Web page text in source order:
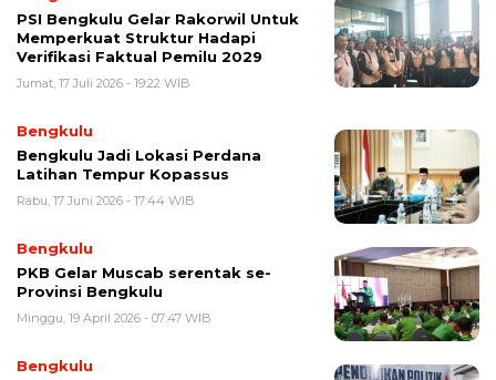
PSI Bengkulu Gelar Rakorwil Untuk
Memperkuat Struktur Hadapi
Verifikasi Faktual Pemilu 2029
Jumat, 17 Juli 2026 - 19:22 WIB
Bengkulu
Bengkulu Jadi Lokasi Perdana
Latihan Tempur Kopassus
Rabu, 17 Juni 2026 - 17:44 WIB
Bengkulu
PKB Gelar Muscab serentak se-
Provinsi Bengkulu
Minggu, 19 April 2026 - 07:47 WIB
Bengkulu